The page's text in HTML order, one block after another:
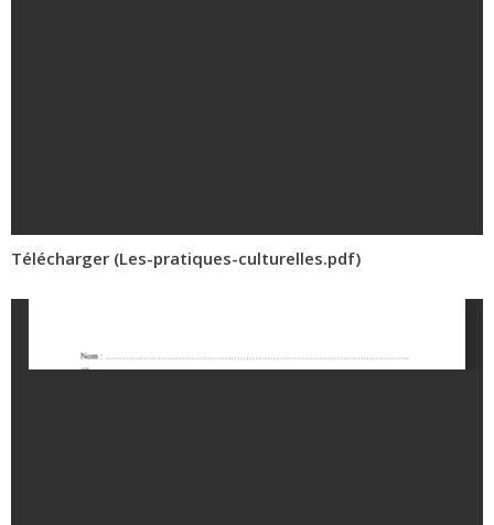
Télécharger (Les-pratiques-culturelles.pdf)